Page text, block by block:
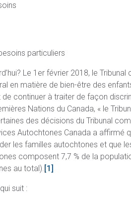
particuliers
Le 1er février 2018, le
en matière de bien-être des
continuer à traiter de façon
Nations du Canada, « le
des décisions du Tribunal
Autochtones Canada a
les familles autochtones et
composent 7,7 % de la
au total).[1]
suit :